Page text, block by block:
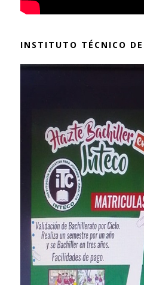
INSTITUTO TÉCNICO